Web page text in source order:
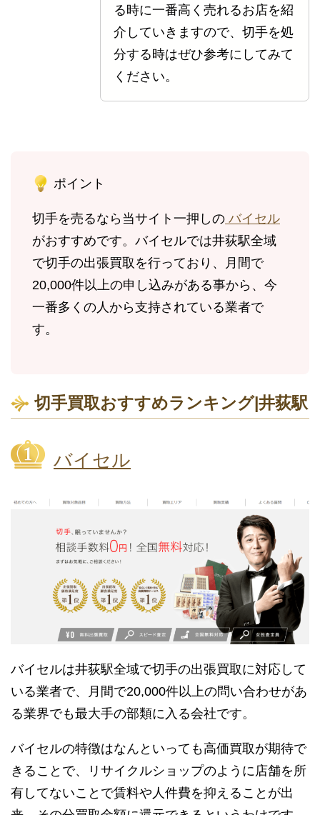
る時に一番高く売れるお店を紹
介していきますので、切手を処
分する時はぜひ参考にしてみて
ください。
ポイント
切手を売るなら当サイト一押しの バイセル
がおすすめです。バイセルでは井荻駅全域
で切手の出張買取を行っており、月間で
20,000件以上の申し込みがある事から、今
一番多くの人から支持されている業者で
す。
切手買取おすすめランキング|井荻駅
バイセル
バイセルは井荻駅全域で切手の出張買取に対応して
いる業者で、月間で20,000件以上の問い合わせがあ
る業界でも最大手の部類に入る会社です。
バイセルの特徴はなんといっても高価買取が期待で
きることで、リサイクルショップのように店舗を所
有してないことで賃料や人件費を抑えることが出